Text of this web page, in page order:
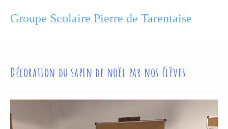
Groupe Scolaire Pierre de Tarentaise
Décoration du sapin de noël par nos élèves